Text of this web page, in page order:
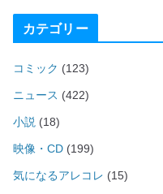
カテゴリー
コミック (123)
ニュース (422)
小説 (18)
映像・CD (199)
気になるアレコレ (15)